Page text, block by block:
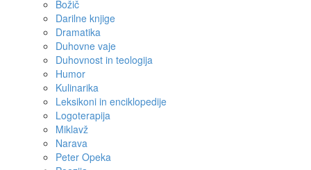
Božič
Darilne knjige
Dramatika
Duhovne vaje
Duhovnost in teologija
Humor
Kulinarika
Leksikoni in enciklopedije
Logoterapija
Miklavž
Narava
Peter Opeka